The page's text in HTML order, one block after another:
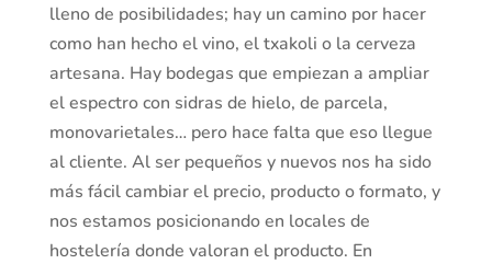
lleno de posibilidades; hay un camino por hacer
como han hecho el vino, el txakoli o la cerveza
artesana. Hay bodegas que empiezan a ampliar
el espectro con sidras de hielo, de parcela,
monovarietales… pero hace falta que eso llegue
al cliente. Al ser pequeños y nuevos nos ha sido
más fácil cambiar el precio, producto o formato, y
nos estamos posicionando en locales de
hostelería donde valoran el producto. En